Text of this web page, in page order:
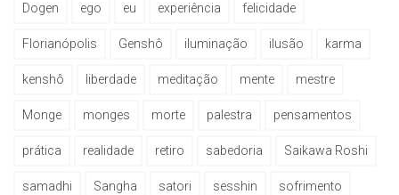
Dogen ego eu experiência felicidade
Florianópolis Genshô iluminação ilusão karma
kenshô liberdade meditação mente mestre
Monge monges morte palestra pensamentos
prática realidade retiro sabedoria Saikawa Roshi
samadhi Sangha satori sesshin sofrimento